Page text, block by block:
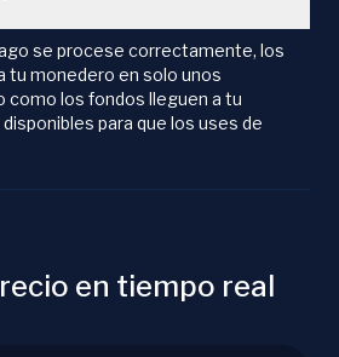
se procese correctamente, los
tu monedero en solo unos
como los fondos lleguen a tu
para que los uses de
en tiempo real